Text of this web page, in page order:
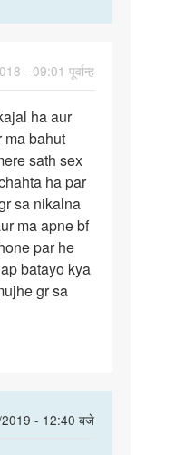
- 09:01 पूर्वान्ह
ha aur
ma bahut
sath sex
ha par
sa nikalna
ma apne bf
par he
batayo kya
gr sa
- 12:40 बजे